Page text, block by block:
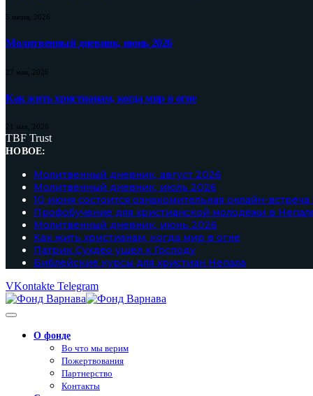
5 июня, 2026
Молитвенный дневник, июнь 2026
27 мая, 2026
Как жить христианам, когда мир в огне
21 мая, 2026
TBF Trust
НОВОЕ:
Молитвенный дневник, август 2026
Молитвенный дневник, июль 2026
10 июня состоится ознакомительная онлайн-
Профобучение для христианской молодежи в
Молитвенный дневник, июнь 2026
Как жить христианам, когда мир в огне
Патрик Сухдео ушел к Господу
Библейские курсы для христиан Непала
VKontakte Telegram
О фонде
Во что мы верим
Пожертвования
Партнерство
Контакты